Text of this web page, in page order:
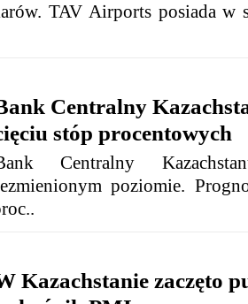
TAV Airports posiada w
Centralny
stóp procentowych
Centralny
poziomie.
Kazachstanie zaczęto